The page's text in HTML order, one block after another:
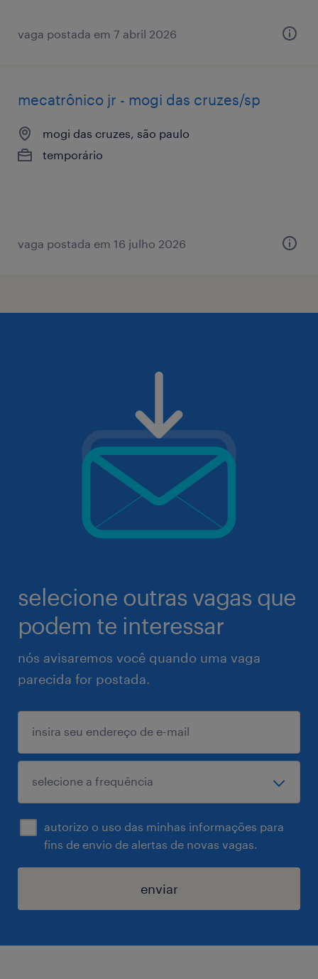
vaga postada em 7 abril 2026
mecatrônico jr - mogi das cruzes/sp
mogi das cruzes, são paulo
temporário
vaga postada em 16 julho 2026
selecione outras vagas que
podem te interessar
nós avisaremos você quando uma vaga
parecida for postada.
autorizo o uso das minhas informações para
fins de envio de alertas de novas vagas.
enviar